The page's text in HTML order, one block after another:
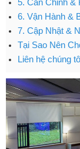
5. Căn Chỉnh &
6. Vận Hành &
7. Cập Nhật &
Tại Sao Nên
Liên hệ chúng